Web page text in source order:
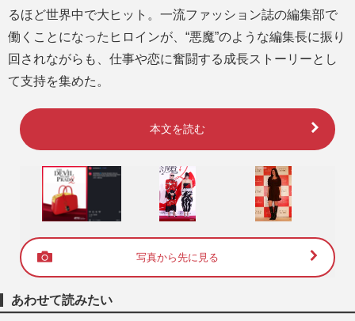
るほど世界中で大ヒット。一流ファッション誌の編集部で
働くことになったヒロインが、“悪魔”のような編集長に振り
回されながらも、仕事や恋に奮闘する成長ストーリーとし
て支持を集めた。
本文を読む
写真から先に見る
あわせて読みたい